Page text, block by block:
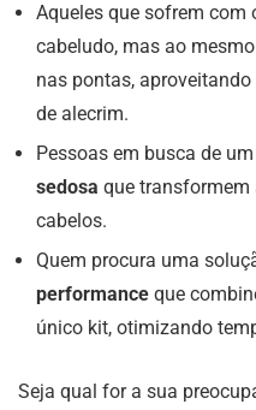
Aqueles que sofrem com
cabeludo, mas ao
nas pontas,
de alecrim.
Pessoas em busca de um
sedosa que transformem
cabelos.
Quem procura uma
performance que
único kit, otimizando
Seja qual for a sua